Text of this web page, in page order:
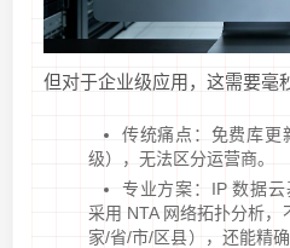
但对于企业级应用，这需要毫
传统痛点：免费库更
级），无法区分运营商。
专业方案：IP 数据云
采用 NTA 网络拓扑分析，
家/省/市/区县），还能精